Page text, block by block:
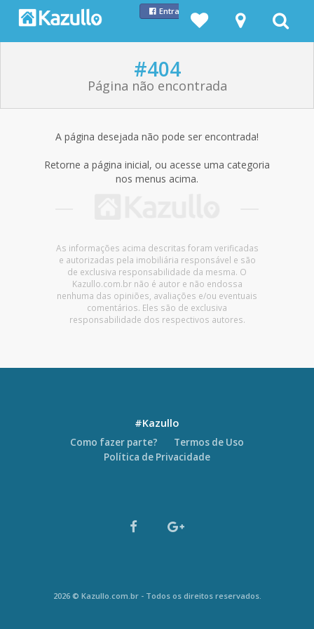
Entrar com Facebook
#404
Página não encontrada
A página desejada não pode ser encontrada!
Retorne a página inicial, ou acesse uma categoria
nos menus acima.
As informações acima descritas foram verificadas
e autorizadas pela imobiliária responsável e são
de exclusiva responsabilidade da mesma. O
Kazullo.com.br não é autor e não endossa
nenhuma das opiniões, avaliações e/ou eventuais
comentários. Eles são de exclusiva
responsabilidade dos respectivos autores.
#Kazullo
Como fazer parte?
Termos de Uso
Política de Privacidade
2026 © Kazullo.com.br - Todos os direitos reservados.